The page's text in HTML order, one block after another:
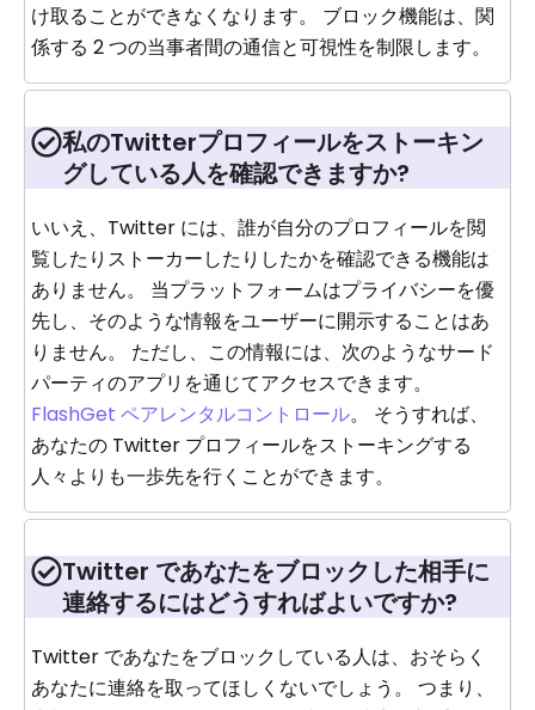
け取ることができなくなります。 ブロック機能は、関
係する 2 つの当事者間の通信と可視性を制限します。
私のTwitterプロフィールをストーキン
グしている人を確認できますか?
いいえ、Twitter には、誰が自分のプロフィールを閲
覧したりストーカーしたりしたかを確認できる機能は
ありません。 当プラットフォームはプライバシーを優
先し、そのような情報をユーザーに開示することはあ
りません。 ただし、この情報には、次のようなサード
パーティのアプリを通じてアクセスできます。
FlashGet ペアレンタルコントロール。 そうすれば、
あなたの Twitter プロフィールをストーキングする
人々よりも一歩先を行くことができます。
Twitter であなたをブロックした相手に
連絡するにはどうすればよいですか?
Twitter であなたをブロックしている人は、おそらく
あなたに連絡を取ってほしくないでしょう。 つまり、